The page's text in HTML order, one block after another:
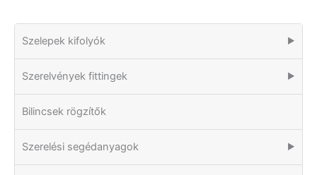
Szelepek kifolyók ▶
Szerelvények fittingek ▶
Bilincsek rögzítők
Szerelési segédanyagok ▶